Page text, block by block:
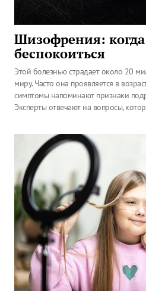
Шизофрения: когда
беспокоиться
Этой болезнью страдает около 20
миру. Часто она проявляется в
симптомы напоминают признаки
Эксперты отвечают на вопросы,